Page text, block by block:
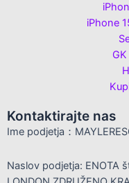
iPhone
Kontaktirajte nas
Ime podjetja：
Naslov podjetja: ENOTA